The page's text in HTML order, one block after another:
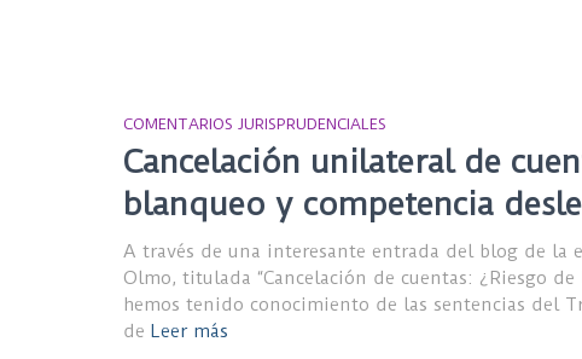
COMENTARIOS JURISPRUDENCIALES
Cancelación unilateral de
blanqueo y competencia
A través de una interesante entrada del blog de
Olmo, titulada “Cancelación de cuentas: ¿Riesgo
hemos tenido conocimiento de las sentencias del
de Leer más